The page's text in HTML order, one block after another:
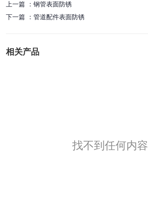
上一篇 ： 钢管表面防锈
下一篇 ： 管道配件表面防锈
相关产品
找不到任何内容